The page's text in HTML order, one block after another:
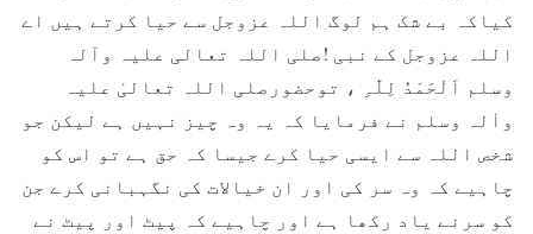
کیاکہ بے شک ہم لوگ اللہ عزوجل سے حیا کرتے ہیں اے
اللہ عزوجل کے نبی !صلی اللہ تعالی علیہ وآلہ
وسلم اَلْحَمْدُ لِلّٰہِ ، توحضورصلی اللہ تعالیٰ علیہ
واٰلہ وسلم نے فرمایا کہ یہ وہ چیز نہیں ہے لیکن جو
شخص اللہ سے ایسی حیا کرے جیسا کہ حق ہے تو اس کو
چاہیے کہ وہ سر کی اور ان خیالات کی نگہبانی کرے جن
کو سرنے یاد رکھا ہے اور چاہیے کہ پیٹ اور پیٹ نے